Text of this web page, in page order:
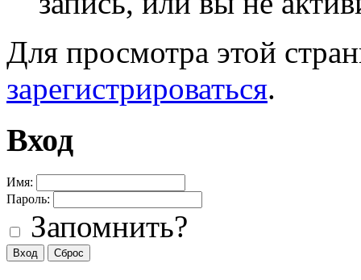
Для просмотра этой
зарегистрироваться.
Вход
Имя:
Пароль:
Запомнить?